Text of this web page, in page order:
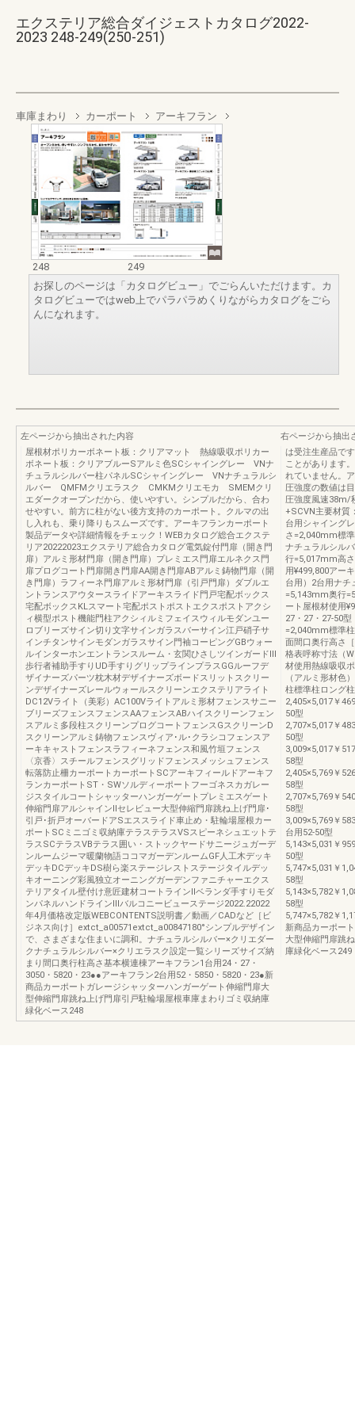
エクステリア総合ダイジェストカタログ2022-
2023 248-249(250-251)
車庫まわり カーポート アーキフラン
248
249
お探しのページは「カタログビュー」でごらんいただけます。カ
タログビューではweb上でパラパラめくりながらカタログをごら
んになれます。
左ページから抽出された内容
屋根材ポリカーボネート板：クリアマット 熱線吸収ポリカー
ボネート板：クリアブルーSアルミ色SCシャイングレー VNナ
チュラルシルバー柱パネルSCシャイングレー VNナチュラルシ
ルバー QMFMクリエラスク CMKMクリエモカ SMEMクリ
エダークオープンだから、使いやすい。シンプルだから、合わ
せやすい。前方に柱がない後方支持のカーポート。クルマの出
し入れも、乗り降りもスムーズです。アーキフランカーポート
製品データや詳細情報をチェック！WEBカタログ総合エクステ
リア20222023エクステリア総合カタログ電気錠付門扉（開き門
扉）アルミ形材門扉（開き門扉）プレミエス門扉エルネクス門
扉プログコート門扉開き門扉AA開き門扉ABアルミ鋳物門扉（開
き門扉）ラフィーネ門扉アルミ形材門扉（引戸門扉）ダブルエ
ントランスアウタースライドアーキスライド門戸宅配ボックス
宅配ボックスKLスマート宅配ポストポストエクスポストアクシ
ィ横型ポスト機能門柱アクシィルミフェイスウィルモダンユー
ロブリーズサイン切り文字サインガラスバーサイン江戸硝子サ
インチタンサインモダンガラスサイン門袖コーピングGBウォー
ルインターホンエントランスルーム・玄関ひさしツインガードⅢ
歩行者補助手すりUD手すりグリップラインプラスGGルーフデ
ザイナーズパーツ枕木材デザイナーズボードスリットスクリー
ンデザイナーズレールウォールスクリーンエクステリアライト
DC12Vライト（美彩）AC100Vライトアルミ形材フェンスサニー
ブリーズフェンスフェンスAAフェンスABハイスクリーンフェン
スアルミ多段柱スクリーンプログコートフェンスGスクリーンD
スクリーンアルミ鋳物フェンスヴィア･ル･クラシコフェンスア
ーキキャストフェンスラフィーネフェンス和風竹垣フェンス
〈京香〉スチールフェンスグリッドフェンスメッシュフェンス
転落防止柵カーポートカーポートSCアーキフィールドアーキフ
ランカーポートST・SWソルディーポートフーゴネスカガレー
ジスタイルコートシャッターハンガーゲートプレミエスゲート
伸縮門扉アルシャインⅡセレビュー大型伸縮門扉跳ね上げ門扉･
引戸･折戸オーバードアSエススライド車止め・駐輪場屋根カー
ポートSCミニゴミ収納庫テラステラスVSスピーネシュエットテ
ラスSCテラスVBテラス囲い・ストックヤードサニージュガーデ
ンルームジーマ暖蘭物語ココマガーデンルームGF人工木デッキ
デッキDCデッキDS樹ら楽ステージレストステージタイルデッ
キオーニング彩風独立オーニングガーデンファニチャーエクス
テリアタイル壁付け意匠建材コートラインⅡベランダ手すりモダ
ンパネルハンドラインⅢバルコニービューステージ2022.22022
年4月価格改定版WEBCONTENTS説明書／動画／CADなど［ビ
ジネス向け］extct_a00571extct_a00847180°シンプルデザイン
で、さまざまな住まいに調和。ナチュラルシルバー×クリエダー
クナチュラルシルバー×クリエラスク設定一覧シリーズサイズ納
まり間口奥行柱高さ基本横連棟アーキフラン1台用24・27・
3050・5820・23●●アーキフラン2台用52・5850・5820・23●新
商品カーポートガレージシャッターハンガーゲート伸縮門扉大
型伸縮門扉跳ね上げ門扉引戸駐輪場屋根車庫まわりゴミ収納庫
緑化ベース248
右ページから抽出
は受注生産品で
ことがあります
れていません。
圧強度の数値は
圧強度風速38m/
+SCVN主要材質
台用シャイング
さ=2,040mm標
ナチュラルシル
行=5,017mm高
用¥499,800アー
台用）2台用ナ
=5,143mm奥行
ート屋根材使用
27・27・27-50
=2,040mm標準
面間口奥行高さ
格表呼称寸法（
材使用熱線吸収
（アルミ形材色
柱標準柱ロング
2,405×5,017￥
50型
2,707×5,017￥
50型
3,009×5,017￥
58型
2,405×5,769￥
58型
2,707×5,769￥
58型
3,009×5,769￥
台用52-50型
5,143×5,031￥
50型
5,747×5,031￥
58型
5,143×5,782￥
58型
5,747×5,782￥
新商品カーポー
大型伸縮門扉跳
庫緑化ベース249